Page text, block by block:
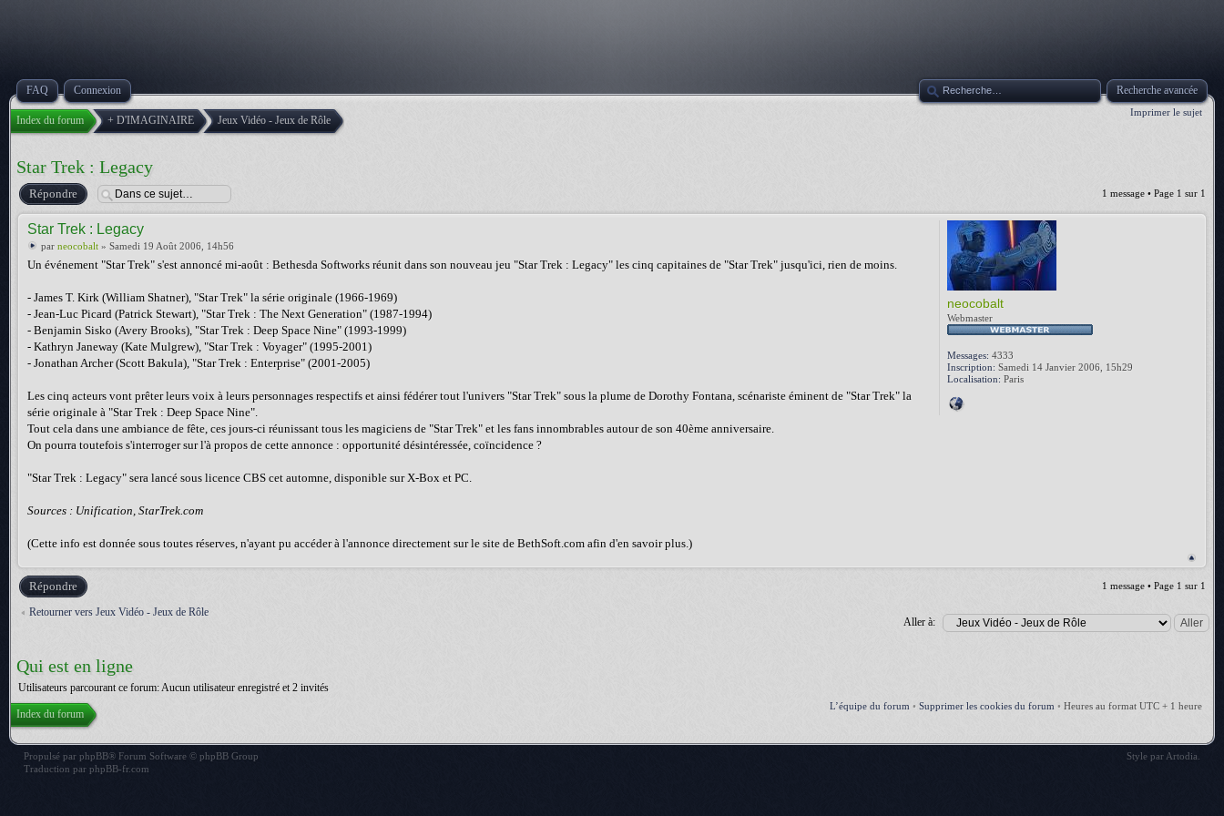
FAQ Connexion Recherche avancée
Imprimer le sujet
Index du forum + D'IMAGINAIRE Jeux Vidéo - Jeux de Rôle
Star Trek : Legacy
Répondre 1 message • Page 1 sur 1
Star Trek : Legacy
par neocobalt » Samedi 19 Août 2006, 14h56
Un événement "Star Trek" s'est annoncé mi-août : Bethesda Softworks réunit dans son nouveau jeu "Star Trek : Legacy" les cinq capitaines de "Star Trek" jusqu'ici, rien de moins.
- James T. Kirk (William Shatner), "Star Trek" la série originale (1966-1969)
- Jean-Luc Picard (Patrick Stewart), "Star Trek : The Next Generation" (1987-1994)
- Benjamin Sisko (Avery Brooks), "Star Trek : Deep Space Nine" (1993-1999)
- Kathryn Janeway (Kate Mulgrew), "Star Trek : Voyager" (1995-2001)
- Jonathan Archer (Scott Bakula), "Star Trek : Enterprise" (2001-2005)
Les cinq acteurs vont prêter leurs voix à leurs personnages respectifs et ainsi fédérer tout l'univers "Star Trek" sous la plume de Dorothy Fontana, scénariste éminent de "Star Trek" la
série originale à "Star Trek : Deep Space Nine".
Tout cela dans une ambiance de fête, ces jours-ci réunissant tous les magiciens de "Star Trek" et les fans innombrables autour de son 40ème anniversaire.
On pourra toutefois s'interroger sur l'à propos de cette annonce : opportunité désintéressée, coïncidence ?
"Star Trek : Legacy" sera lancé sous licence CBS cet automne, disponible sur X-Box et PC.
Sources : Unification, StarTrek.com
(Cette info est donnée sous toutes réserves, n'ayant pu accéder à l'annonce directement sur le site de BethSoft.com afin d'en savoir plus.)
neocobalt
Webmaster
Messages: 4333
Inscription: Samedi 14 Janvier 2006, 15h29
Localisation: Paris
Répondre 1 message • Page 1 sur 1
Retourner vers Jeux Vidéo - Jeux de Rôle
Aller à:
Qui est en ligne
Utilisateurs parcourant ce forum: Aucun utilisateur enregistré et 2 invités
L’équipe du forum • Supprimer les cookies du forum • Heures au format UTC + 1 heure
Index du forum
Propulsé par phpBB® Forum Software © phpBB Group
Traduction par phpBB-fr.com
Style par Artodia